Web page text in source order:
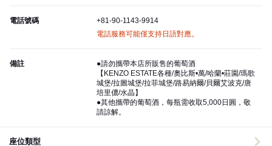
電話號碼
+81-90-1143-9914
電話服務可能僅支持日語對應。
備註
●請勿攜帶本店所販售的葡萄酒
【KENZO ESTATE各種/奧比斯•萬/哈蘭•莊園/瑪歌
城堡/拉圖城堡/拉菲城堡/路易納爾/貝爾艾波克/唐
培里儂/水晶】
●其他攜帶的葡萄酒，每瓶需收取5,000日圓，敬
請諒解。
座位類型